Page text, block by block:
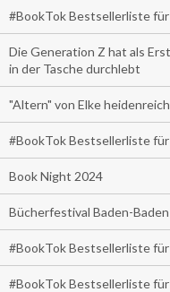
#BookTok Bestsellerliste
Die Generation Z hat als
in der Tasche durchlebt
"Altern" von Elke heidenreich
#BookTok Bestsellerliste
Book Night 2024
Bücherfestival Baden-
#BookTok Bestsellerliste
#BookTok Bestsellerliste